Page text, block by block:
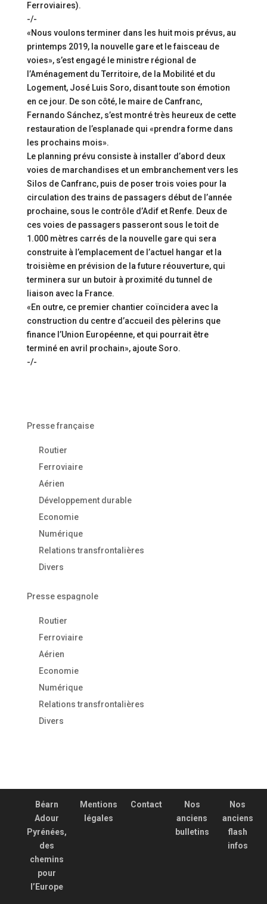
Ferroviaires).
-/-
«Nous voulons terminer dans les huit mois prévus, au
printemps 2019, la nouvelle gare et le faisceau de
voies», s’est engagé le ministre régional de
l’Aménagement du Territoire, de la Mobilité et du
Logement, José Luis Soro, disant toute son émotion
en ce jour. De son côté, le maire de Canfranc,
Fernando Sánchez, s’est montré très heureux de cette
restauration de l’esplanade qui «prendra forme dans
les prochains mois».
Le planning prévu consiste à installer d’abord deux
voies de marchandises et un embranchement vers les
Silos de Canfranc, puis de poser trois voies pour la
circulation des trains de passagers début de l’année
prochaine, sous le contrôle d’Adif et Renfe. Deux de
ces voies de passagers passeront sous le toit de
1.000 mètres carrés de la nouvelle gare qui sera
construite à l’emplacement de l’actuel hangar et la
troisième en prévision de la future réouverture, qui
terminera sur un butoir à proximité du tunnel de
liaison avec la France.
«En outre, ce premier chantier coïncidera avec la
construction du centre d’accueil des pèlerins que
finance l’Union Européenne, et qui pourrait être
terminé en avril prochain», ajoute Soro.
-/-
Presse française
Routier
Ferroviaire
Aérien
Développement durable
Economie
Numérique
Relations transfrontalières
Divers
Presse espagnole
Routier
Ferroviaire
Aérien
Economie
Numérique
Relations transfrontalières
Divers
Béarn
Adour
Pyrénées,
des
chemins
pour
l’Europe
Mentions
légales
Contact
Nos
anciens
bulletins
Nos
anciens
flash
infos